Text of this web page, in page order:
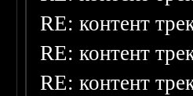
RE: контент
RE: контент
RE: контент